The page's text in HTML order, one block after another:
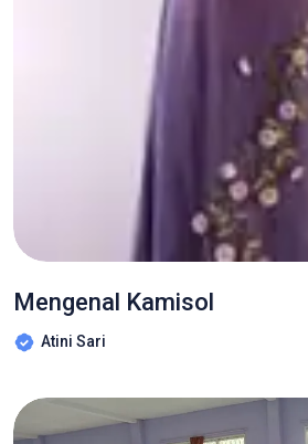
Mengenal Kamisol
Atini Sari